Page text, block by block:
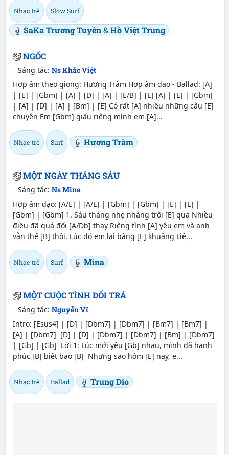
Nhạc trẻ Slow Surf
SaKa Trương Tuyền&Hồ Việt Trung
NGỐC
Sáng tác: Ns Khắc Việt
Hợp âm theo giọng: Hương Tràm Hợp âm dạo - Ballad: [A]
| [E] | [Gbm] | [A] | [D] | [A] | [E/B] | [E] [A] | [E] | [Gbm]
| [A] | [D] | [A] | [Bm] | [E] Có rất [A] nhiều những câu [E]
chuyện Em [Gbm] giấu riêng mình em [A]...
Nhạc trẻ Surf Hương Tràm
MỘT NGÀY THÁNG SÁU
Sáng tác: Ns Mina
Hợp âm dạo: [A/E] | [A/E] | [Gbm] | [Gbm] | [E] | [E] |
[Gbm] | [Gbm] 1. Sáu tháng nhẹ nhàng trôi [E] qua Nhiều
điều đã quá đổi [A/Db] thay Riêng tình [A] yêu em và anh
vẫn thế [B] thôi. Lúc đó em lại bâng [E] khuâng Liệ...
Nhạc trẻ Surf Mina
MỘT CUỘC TÌNH DỐI TRÁ
Sáng tác: Nguyễn Vĩ
Intro: [Esus4] | [D] | [Dbm7] | [Dbm7] | [Bm7] | [Bm7] |
[A] | [Dbm7] [D] | [D] | [Dbm7] | [Dbm7] | [Bm] | [Dbm7]
| [Gb] | [Gb] Lời 1: Lúc mới yêu [Gb] nhau, mình đã hạnh
phúc [B] biết bao [B] Nhưng sao hôm [E] nay, e...
Nhạc trẻ Ballad Trung Dio